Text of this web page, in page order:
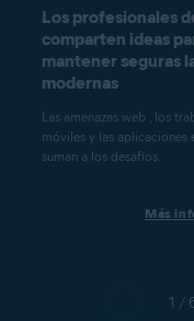
Los profesionales
comparten ideas
mantener seguras
modernas
Las amenazas web , los
móviles y las aplicaciones
suman a los desafíos.
Más
1 /